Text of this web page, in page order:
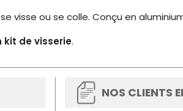
visse ou se colle. Conçu en
kit de visserie.
NOS CLIENTS